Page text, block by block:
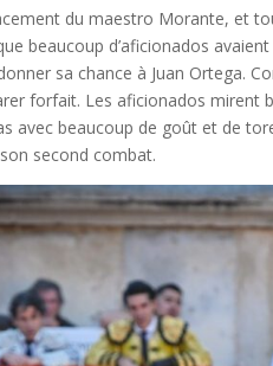
du maestro Morante, et
beaucoup d’aficionados
sa chance à Juan Ortega.
forfait. Les aficionados mirent
avec beaucoup de goût et de
second combat.